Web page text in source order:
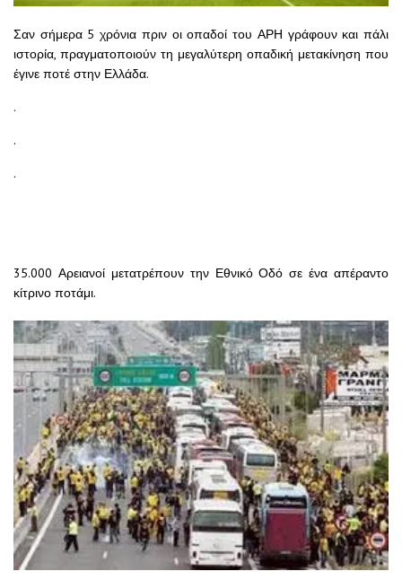
Σαν σήμερα 5 χρόνια πριν οι οπαδοί του ΑΡΗ γράφουν και πάλι
ιστορία, πραγματοποιούν τη μεγαλύτερη οπαδική μετακίνηση που
έγινε ποτέ στην Ελλάδα.
.
.
.
35.000 Αρειανοί μετατρέπουν την Εθνικό Οδό σε ένα απέραντο
κίτρινο ποτάμι.